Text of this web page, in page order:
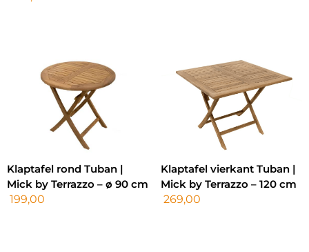
Klaptafel rond Tuban |
Mick by Terrazzo – ø 90 cm
199,00
Klaptafel vierkant Tuban |
Mick by Terrazzo – 120 cm
269,00